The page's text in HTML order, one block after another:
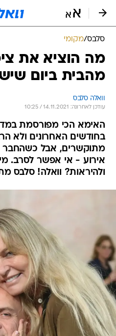
סלבס/מקומי
מה הוציא את
מהבית ביום
וואלה סלבס
עודכן לאחרונה: 14.11.2021 / 10:25
האימא הכי מפורסמת
בחודשים האחרונים ולא
מתוקשרים, אבל כשהחבר
אירוע - אי אפשר לסרב. מי
ולהיראות? וואלה! סלבס